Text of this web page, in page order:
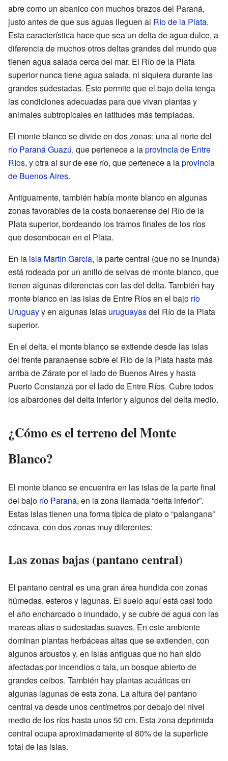
abre como un abanico con muchos brazos del Paraná,
justo antes de que sus aguas lleguen al Río de la Plata.
Esta característica hace que sea un delta de agua dulce, a
diferencia de muchos otros deltas grandes del mundo que
tienen agua salada cerca del mar. El Río de la Plata
superior nunca tiene agua salada, ni siquiera durante las
grandes sudestadas. Esto permite que el bajo delta tenga
las condiciones adecuadas para que vivan plantas y
animales subtropicales en latitudes más templadas.
El monte blanco se divide en dos zonas: una al norte del
río Paraná Guazú, que pertenece a laprovincia de Entre
Ríos, y otra al sur de ese río, que pertenece a laprovincia
de Buenos Aires.
Antiguamente, también había monte blanco en algunas
zonas favorables de la costa bonaerense del Río de la
Plata superior, bordeando los tramos finales de los ríos
que desembocan en el Plata.
En la isla Martín García, la parte central (que no se inunda)
está rodeada por un anillo de selvas de monte blanco, que
tienen algunas diferencias con las del delta. También hay
monte blanco en las islas de Entre Ríos en el bajo río
Uruguayy en algunas islas uruguayasdel Río de la Plata
superior.
En el delta, el monte blanco se extiende desde las islas
del frente paranaense sobre el Río de la Plata hasta más
arriba de Zárate por el lado de Buenos Aires y hasta
Puerto Constanza por el lado de Entre Ríos. Cubre todos
los albardones del delta inferior y algunos del delta medio.
¿Cómo es el terreno del Monte
Blanco?
El monte blanco se encuentra en las islas de la parte final
del bajo río Paraná, en la zona llamada “delta inferior”.
Estas islas tienen una forma típica de plato o “palangana”
cóncava, con dos zonas muy diferentes:
Las zonas bajas (pantano central)
El pantano central es una gran área hundida con zonas
húmedas, esteros y lagunas. El suelo aquí está casi todo
el año encharcado o inundado, y se cubre de agua con las
mareas altas o sudestadas suaves. En este ambiente
dominan plantas herbáceas altas que se extienden, con
algunos arbustos y, en islas antiguas que no han sido
afectadas por incendios o tala, un bosque abierto de
grandes ceibos. También hay plantas acuáticas en
algunas lagunas de esta zona. La altura del pantano
central va desde unos centímetros por debajo del nivel
medio de los ríos hasta unos 50 cm. Esta zona deprimida
central ocupa aproximadamente el 80% de la superficie
total de las islas.